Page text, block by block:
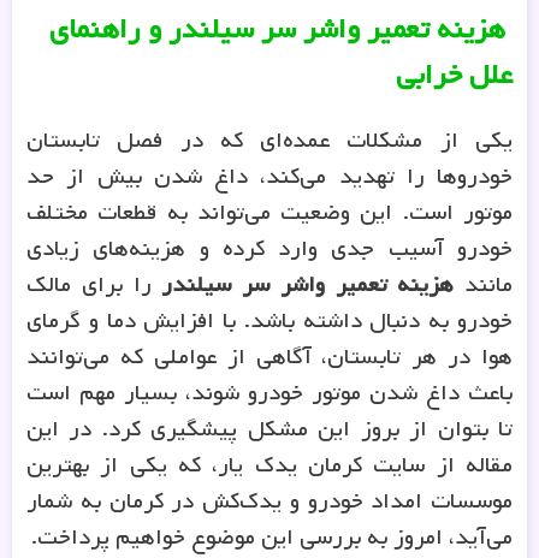
هزینه تعمیر واشر سر سیلندر و راهنمای
علل خرابی
یکی از مشکلات عمده‌ای که در فصل تابستان
خودروها را تهدید می‌کند، داغ شدن بیش از حد
موتور است. این وضعیت می‌تواند به قطعات مختلف
خودرو آسیب جدی وارد کرده و هزینه‌های زیادی
مانند هزینه تعمیر واشر سر سیلندررا برای مالک
خودرو به دنبال داشته باشد. با افزایش دما و گرمای
هوا در هر تابستان، آگاهی از عواملی که می‌توانند
باعث داغ شدن موتور خودرو شوند، بسیار مهم است
تا بتوان از بروز این مشکل پیشگیری کرد. در این
مقاله از سایت کرمان یدک یار، که یکی از بهترین
موسسات امداد خودرو و یدک‌کش در کرمان به شمار
می‌آید، امروز به بررسی این موضوع خواهیم پرداخت.